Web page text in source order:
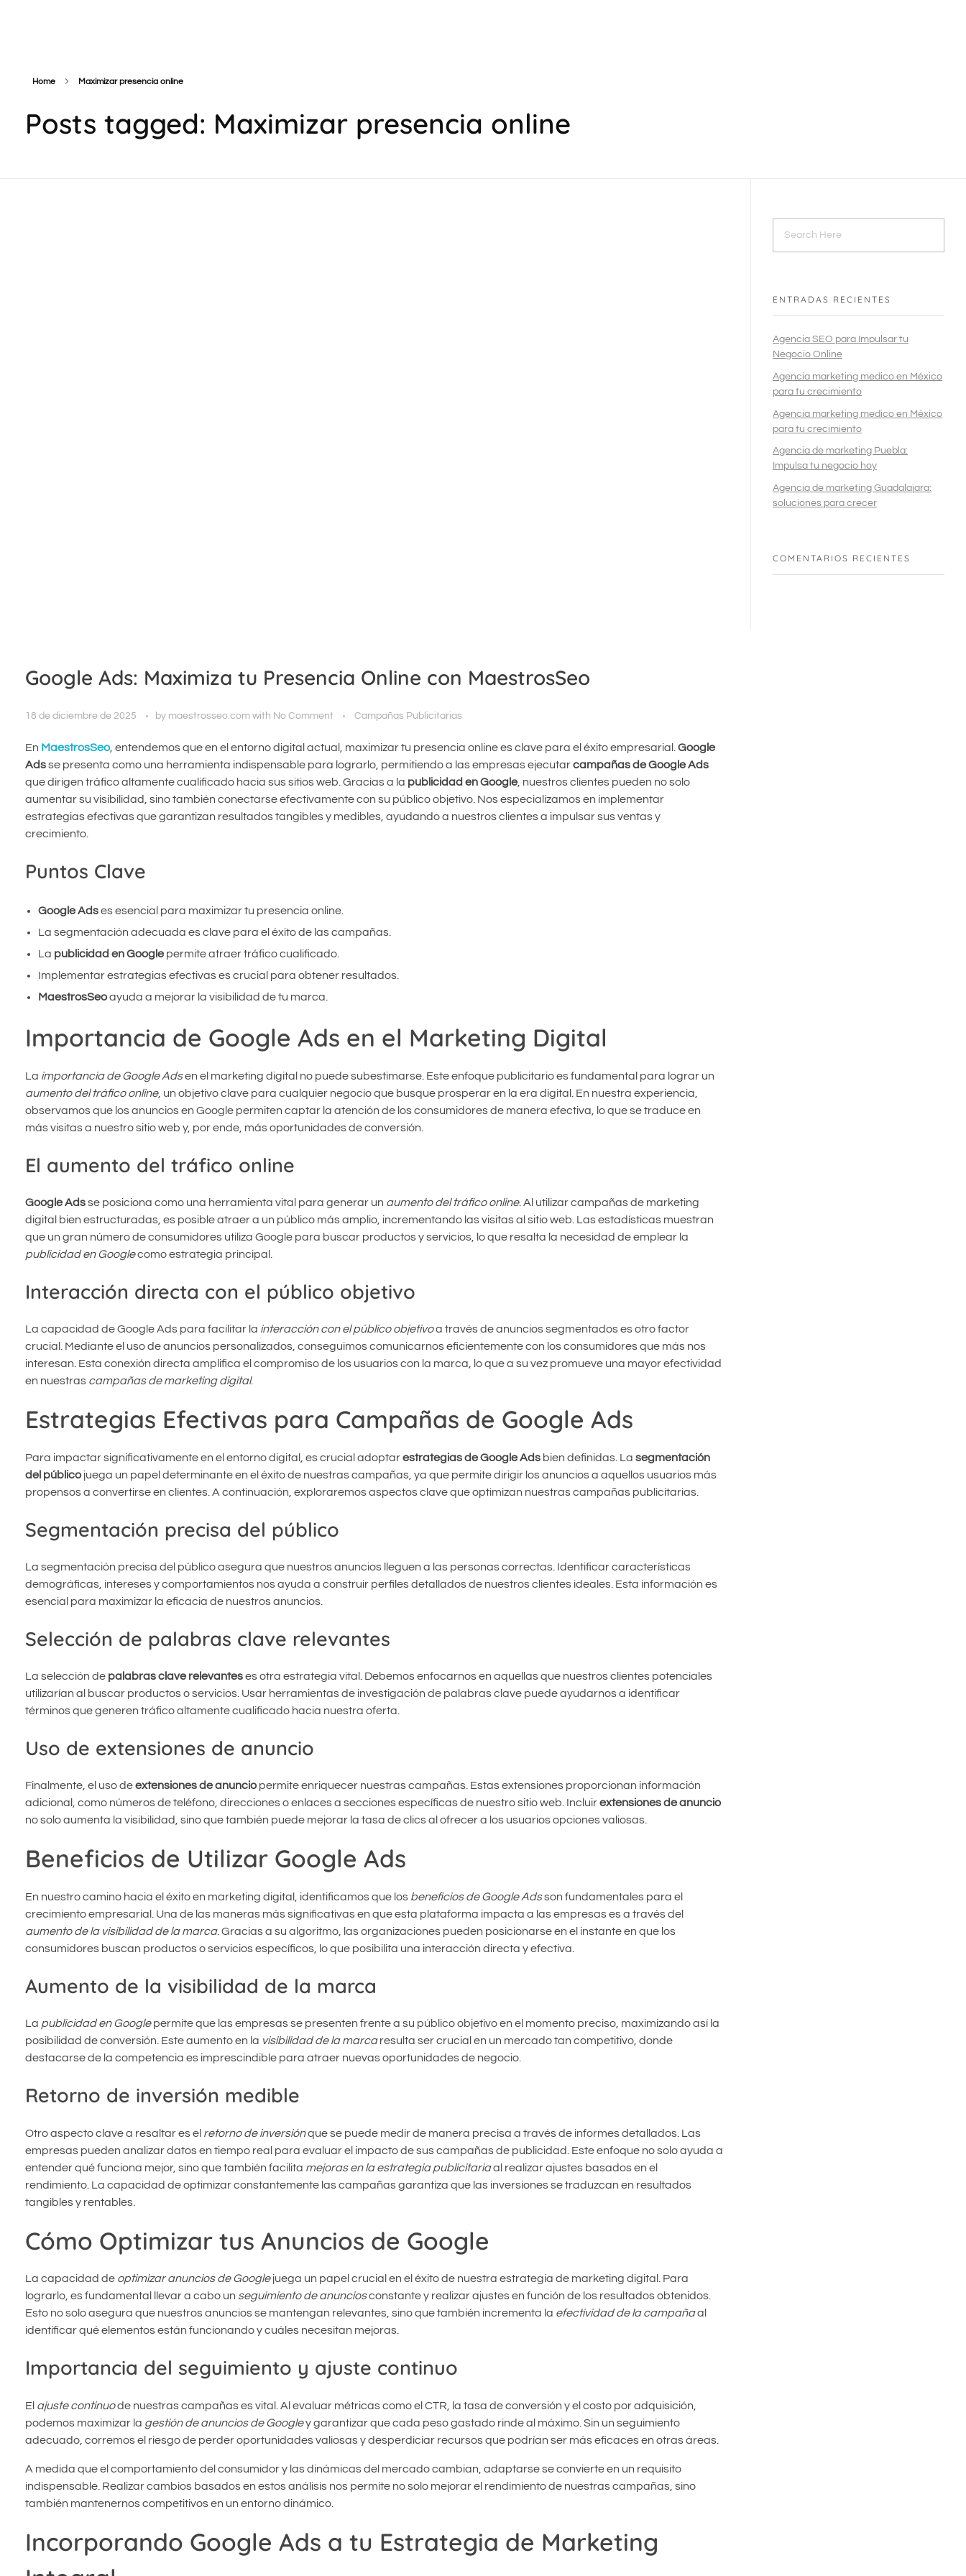
Home Maximizar presencia online
Posts tagged: Maximizar presencia online
Google Ads: Maximiza tu Presencia Online con MaestrosSeo
18 de diciembre de 2025 by maestrosseo.com with No Comment Campañas Publicitarias
En MaestrosSeo, entendemos que en el entorno digital actual, maximizar tu presencia online es clave para el éxito empresarial. Google
Adsse presenta como una herramienta indispensable para lograrlo, permitiendo a las empresas ejecutarcampañas de Google Ads
que dirigen tráfico altamente cualificado hacia sus sitios web. Gracias a la publicidad en Google, nuestros clientes pueden no solo
aumentar su visibilidad, sino también conectarse efectivamente con su público objetivo. Nos especializamos en implementar
estrategias efectivas que garantizan resultados tangibles y medibles, ayudando a nuestros clientes a impulsar sus ventas y
crecimiento.
Puntos Clave
Google Adses esencial para maximizar tu presencia online.
La segmentación adecuada es clave para el éxito de las campañas.
La publicidad en Googlepermite atraer tráfico cualificado.
Implementar estrategias efectivas es crucial para obtener resultados.
MaestrosSeoayuda a mejorar la visibilidad de tu marca.
Importancia de Google Ads en el Marketing Digital
La importancia de Google Adsen el marketing digital no puede subestimarse. Este enfoque publicitario es fundamental para lograr un
aumento del tráfico online, un objetivo clave para cualquier negocio que busque prosperar en la era digital. En nuestra experiencia,
observamos que los anuncios en Google permiten captar la atención de los consumidores de manera efectiva, lo que se traduce en
más visitas a nuestro sitio web y, por ende, más oportunidades de conversión.
El aumento del tráfico online
Google Adsse posiciona como una herramienta vital para generar un aumento del tráfico online. Al utilizar campañas de marketing
digital bien estructuradas, es posible atraer a un público más amplio, incrementando las visitas al sitio web. Las estadísticas muestran
que un gran número de consumidores utiliza Google para buscar productos y servicios, lo que resalta la necesidad de emplear la
publicidad en Googlecomo estrategia principal.
Interacción directa con el público objetivo
La capacidad de Google Ads para facilitar la interacción con el público objetivoa través de anuncios segmentados es otro factor
crucial. Mediante el uso de anuncios personalizados, conseguimos comunicarnos eficientemente con los consumidores que más nos
interesan. Esta conexión directa amplifica el compromiso de los usuarios con la marca, lo que a su vez promueve una mayor efectividad
en nuestras campañas de marketing digital.
Estrategias Efectivas para Campañas de Google Ads
Para impactar significativamente en el entorno digital, es crucial adoptarestrategias de Google Ads bien definidas. La segmentación
del público juega un papel determinante en el éxito de nuestras campañas, ya que permite dirigir los anuncios a aquellos usuarios más
propensos a convertirse en clientes. A continuación, exploraremos aspectos clave que optimizan nuestras campañas publicitarias.
Segmentación precisa del público
La segmentación precisa del público asegura que nuestros anuncios lleguen a las personas correctas. Identificar características
demográficas, intereses y comportamientos nos ayuda a construir perfiles detallados de nuestros clientes ideales. Esta información es
esencial para maximizar la eficacia de nuestros anuncios.
Selección de palabras clave relevantes
La selección de palabras clave relevanteses otra estrategia vital. Debemos enfocarnos en aquellas que nuestros clientes potenciales
utilizarían al buscar productos o servicios. Usar herramientas de investigación de palabras clave puede ayudarnos a identificar
términos que generen tráfico altamente cualificado hacia nuestra oferta.
Uso de extensiones de anuncio
Finalmente, el uso deextensiones de anuncio permite enriquecer nuestras campañas. Estas extensiones proporcionan información
adicional, como números de teléfono, direcciones o enlaces a secciones específicas de nuestro sitio web. Incluirextensiones de anuncio
no solo aumenta la visibilidad, sino que también puede mejorar la tasa de clics al ofrecer a los usuarios opciones valiosas.
Beneficios de Utilizar Google Ads
En nuestro camino hacia el éxito en marketing digital, identificamos que los beneficios de Google Adsson fundamentales para el
crecimiento empresarial. Una de las maneras más significativas en que esta plataforma impacta a las empresas es a través del
aumento de la visibilidad de la marca. Gracias a su algoritmo, las organizaciones pueden posicionarse en el instante en que los
consumidores buscan productos o servicios específicos, lo que posibilita una interacción directa y efectiva.
Aumento de la visibilidad de la marca
La publicidad en Googlepermite que las empresas se presenten frente a su público objetivo en el momento preciso, maximizando así la
posibilidad de conversión. Este aumento en la visibilidad de la marcaresulta ser crucial en un mercado tan competitivo, donde
destacarse de la competencia es imprescindible para atraer nuevas oportunidades de negocio.
Retorno de inversión medible
Otro aspecto clave a resaltar es el retorno de inversiónque se puede medir de manera precisa a través de informes detallados. Las
empresas pueden analizar datos en tiempo real para evaluar el impacto de sus campañas de publicidad. Este enfoque no solo ayuda a
entender qué funciona mejor, sino que también facilita mejoras en la estrategia publicitariaal realizar ajustes basados en el
rendimiento. La capacidad de optimizar constantemente las campañas garantiza que las inversiones se traduzcan en resultados
tangibles y rentables.
Cómo Optimizar tus Anuncios de Google
La capacidad de optimizar anuncios de Googlejuega un papel crucial en el éxito de nuestra estrategia de marketing digital. Para
lograrlo, es fundamental llevar a cabo un seguimiento de anunciosconstante y realizar ajustes en función de los resultados obtenidos.
Esto no solo asegura que nuestros anuncios se mantengan relevantes, sino que también incrementa la efectividad de la campañaal
identificar qué elementos están funcionando y cuáles necesitan mejoras.
Importancia del seguimiento y ajuste continuo
El ajuste continuode nuestras campañas es vital. Al evaluar métricas como el CTR, la tasa de conversión y el costo por adquisición,
podemos maximizar la gestión de anuncios de Googley garantizar que cada peso gastado rinde al máximo. Sin un seguimiento
adecuado, corremos el riesgo de perder oportunidades valiosas y desperdiciar recursos que podrían ser más eficaces en otras áreas.
A medida que el comportamiento del consumidor y las dinámicas del mercado cambian, adaptarse se convierte en un requisito
indispensable. Realizar cambios basados en estos análisis nos permite no solo mejorar el rendimiento de nuestras campañas, sino
también mantenernos competitivos en un entorno dinámico.
Incorporando Google Ads a tu Estrategia de Marketing
ENTRADAS RECIENTES
Agencia SEO para Impulsar tu
Negocio Online
Agencia marketing medico en México
para tu crecimiento
Agencia marketing medico en México
para tu crecimiento
Agencia de marketing Puebla:
Impulsa tu negocio hoy
Agencia de marketing Guadalajara:
soluciones para crecer
COMENTARIOS RECIENTES